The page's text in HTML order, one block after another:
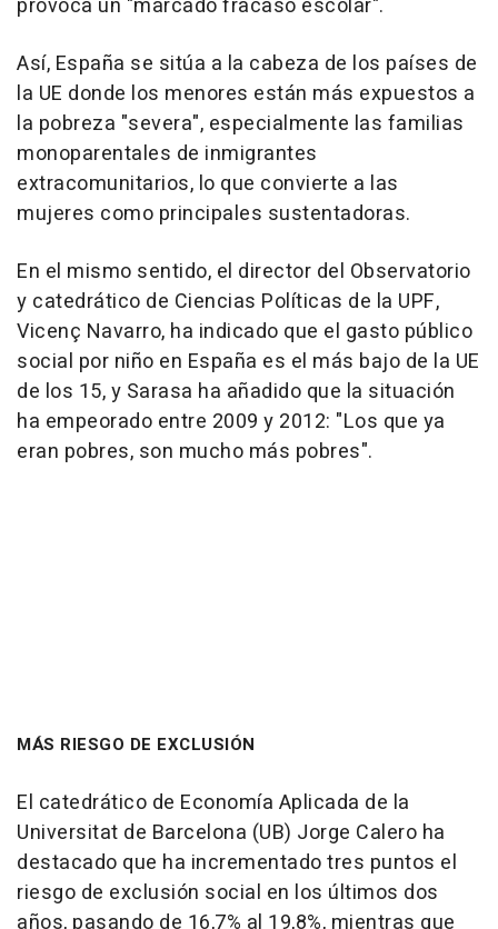
provoca un "marcado fracaso escolar".
Así, España se sitúa a la cabeza de los países de
la UE donde los menores están más expuestos a
la pobreza "severa", especialmente las familias
monoparentales de inmigrantes
extracomunitarios, lo que convierte a las
mujeres como principales sustentadoras.
En el mismo sentido, el director del Observatorio
y catedrático de Ciencias Políticas de la UPF,
Vicenç Navarro, ha indicado que el gasto público
social por niño en España es el más bajo de la UE
de los 15, y Sarasa ha añadido que la situación
ha empeorado entre 2009 y 2012: "Los que ya
eran pobres, son mucho más pobres".
MÁS RIESGO DE EXCLUSIÓN
El catedrático de Economía Aplicada de la
Universitat de Barcelona (UB) Jorge Calero ha
destacado que ha incrementado tres puntos el
riesgo de exclusión social en los últimos dos
años, pasando de 16,7% al 19,8%, mientras que